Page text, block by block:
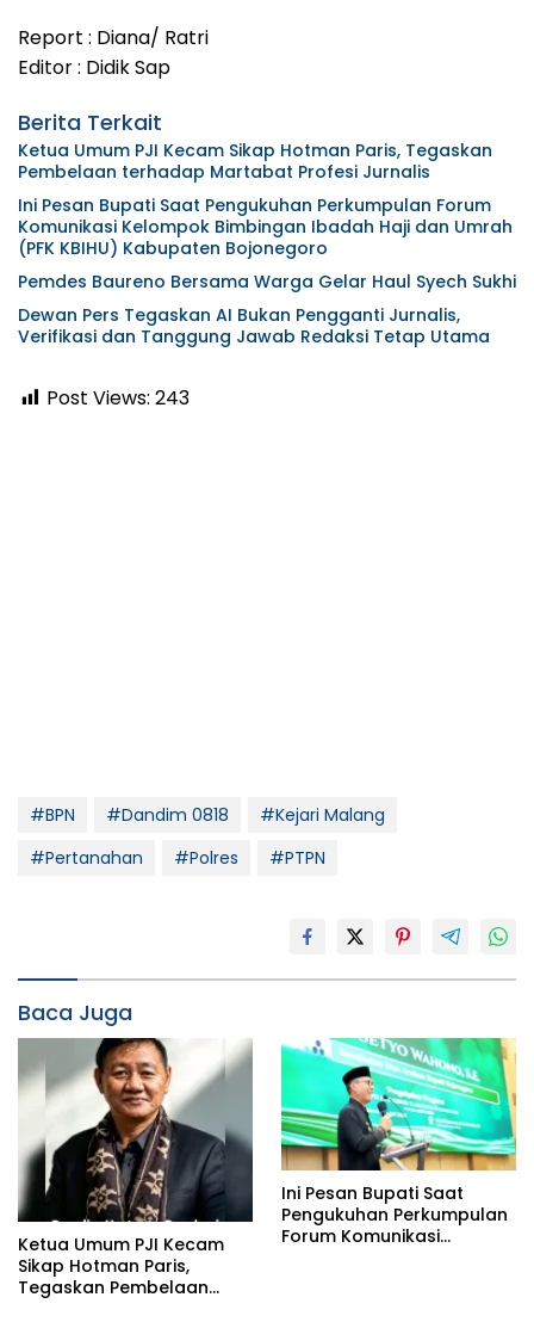
Report : Diana/ Ratri
Editor : Didik Sap
Berita Terkait
Ketua Umum PJI Kecam Sikap Hotman Paris, Tegaskan
Pembelaan terhadap Martabat Profesi Jurnalis
Ini Pesan Bupati Saat Pengukuhan Perkumpulan Forum
Komunikasi Kelompok Bimbingan Ibadah Haji dan Umrah
(PFK KBIHU) Kabupaten Bojonegoro
Pemdes Baureno Bersama Warga Gelar Haul Syech Sukhi
Dewan Pers Tegaskan AI Bukan Pengganti Jurnalis,
Verifikasi dan Tanggung Jawab Redaksi Tetap Utama
Post Views: 243
#BPN #Dandim 0818
#Kejari Malang
#Pertanahan
#Polres #PTPN
Baca Juga
Ketua Umum PJI Kecam
Sikap Hotman Paris,
Tegaskan Pembelaan
Ini Pesan Bupati Saat
Pengukuhan Perkumpulan
Forum Komunikasi